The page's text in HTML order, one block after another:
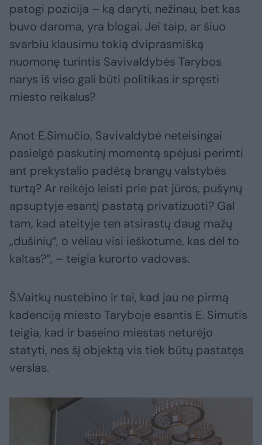
patogi pozicija – ką daryti, nežinau, bet kas
buvo daroma, yra blogai. Jei taip, ar šiuo
svarbiu klausimu tokią dviprasmišką
nuomonę turintis Savivaldybės Tarybos
narys iš viso gali būti politikas ir spręsti
miesto reikalus?
Anot E.Simučio, Savivaldybė neteisingai
pasielgė paskutinį momentą spėjusi perimti
ant prekystalio padėtą brangų valstybės
turtą? Ar reikėjo leisti prie pat jūros, pušynų
apsuptyje esantį pastatą privatizuoti? Gal
tam, kad ateityje ten atsirastų daug mažų
„dušinių“, o vėliau visi ieškotume, kas dėl to
kaltas?“, – teigia kurorto vadovas.
Š.Vaitkų nustebino ir tai, kad jau ne pirmą
kadenciją miesto Taryboje esantis E. Simutis
teigia, kad ir baseino miestas neturėjo
statyti, nes šį objektą vis tiek būtų pastatęs
verslas.